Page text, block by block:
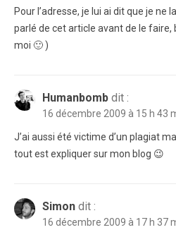
Pour l’adresse, je lui ai dit que je ne
parlé de cet article avant de le faire,
moi 🙂 )
Humanbomb dit :
16 décembre 2009 à 15 h 43
J’ai aussi été victime d’un plagiat
tout est expliquer sur mon blog 😉
Simon dit :
16 décembre 2009 à 17 h 37